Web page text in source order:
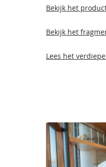
Bekijk het
Bekijk het
Lees het